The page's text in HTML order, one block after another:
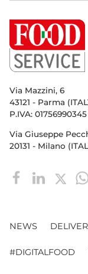
Via Mazzini, 6
43121 - Parma
P.IVA: 01756990345
Via Giuseppe
20131 - Milano
NEWS
#DIGITALFOOD